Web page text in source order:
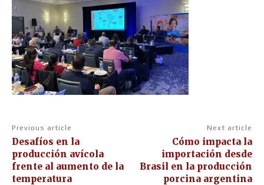
Previous article
Desafíos en la
producción avícola
frente al aumento de la
temperatura
Next article
Cómo impacta la
importación desde
Brasil en la producción
porcina argentina